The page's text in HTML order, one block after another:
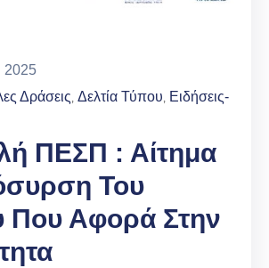
2025
Δράσεις‚ Δελτία Τύπου‚ Ειδήσεις-
ΠΕΣΠ : Αίτημα
Του
Που Αφορά Στην